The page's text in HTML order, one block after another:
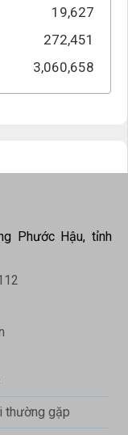
19,627
272,451
3,060,658
Phước Hậu, tỉnh
thường gặp